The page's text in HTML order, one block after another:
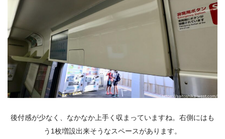
後付感が少なく、なかなか上手く収まっていますね。右側にはも
う1枚増設出来そうなスペースがあります。